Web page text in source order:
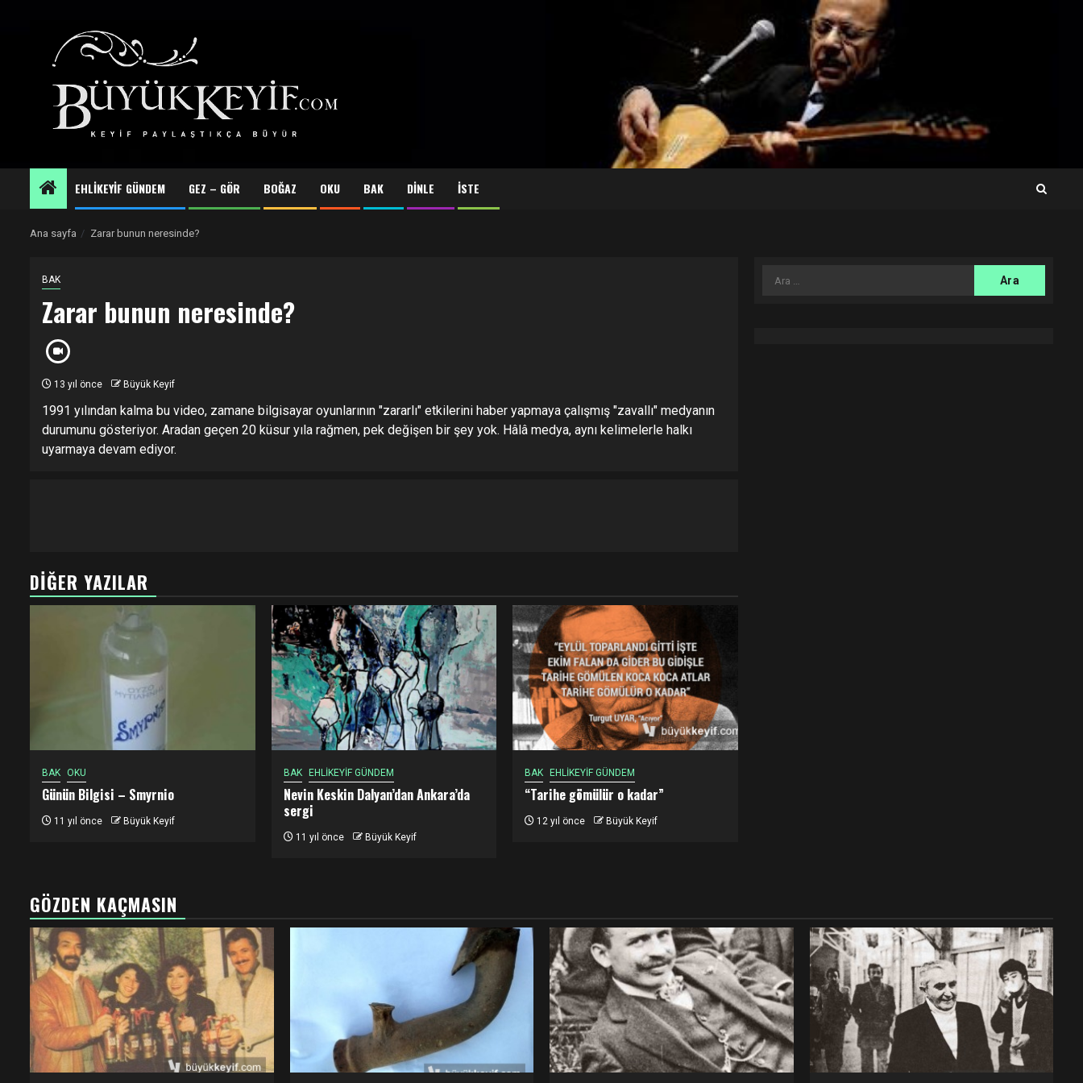
EHLİKEYİF GÜNDEM GEZ – GÖR BOĞAZ OKU BAK DİNLE İSTE
Ana sayfa Zarar bunun neresinde?
BAK
Zarar bunun neresinde?
13 yıl önce Büyük Keyif
1991 yılından kalma bu video, zamane bilgisayar oyunlarının "zararlı" etkilerini haber yapmaya çalışmış "zavallı" medyanın
durumunu gösteriyor. Aradan geçen 20 küsur yıla rağmen, pek değişen bir şey yok. Hâlâ medya, aynı kelimelerle halkı
uyarmaya devam ediyor.
DIĞER YAZILAR
BAK OKU
Günün Bilgisi – Smyrnio
11 yıl önce Büyük Keyif
BAK EHLİKEYİF GÜNDEM
Nevin Keskin Dalyan’dan Ankara’da
sergi
11 yıl önce Büyük Keyif
BAK EHLİKEYİF GÜNDEM
“Tarihe gömülür o kadar”
12 yıl önce Büyük Keyif
Arama:
GÖZDEN KAÇMASIN